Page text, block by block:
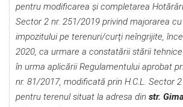
pentru modificarea şi completarea
Sector 2 nr. 251/2019 privind majorarea cu
impozitului pe terenuri/curţi neîngrijite,
2020, ca urmare a constatării stării
în urma aplicării Regulamentului aprobat
nr. 81/2017, modificată prin H.C.L. Sector
pentru terenul situat la adresa din str.